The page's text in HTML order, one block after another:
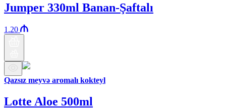
Jumper 330ml Banan-Şaftalı
1.20
Qazsız meyvə aromalı kokteyl
Lotte Aloe 500ml